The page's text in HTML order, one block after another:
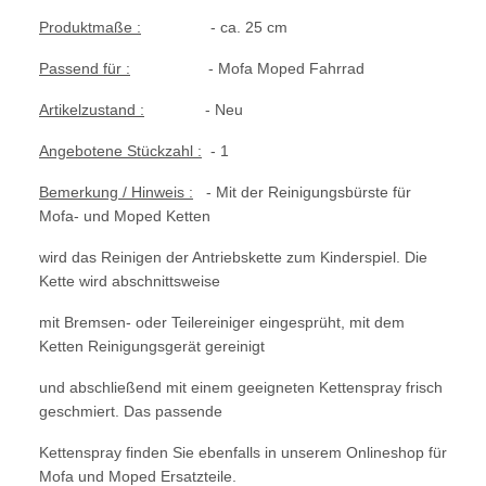
Produktmaße : - ca. 25 cm
Passend für : - Mofa Moped Fahrrad
Artikelzustand : - Neu
Angebotene Stückzahl : - 1
Bemerkung / Hinweis : - Mit der Reinigungsbürste für
Mofa- und Moped Ketten
wird das Reinigen der Antriebskette zum Kinderspiel. Die
Kette wird abschnittsweise
mit Bremsen- oder Teilereiniger eingesprüht, mit dem
Ketten Reinigungsgerät gereinigt
und abschließend mit einem geeigneten Kettenspray frisch
geschmiert. Das passende
Kettenspray finden Sie ebenfalls in unserem Onlineshop für
Mofa und Moped Ersatzteile.